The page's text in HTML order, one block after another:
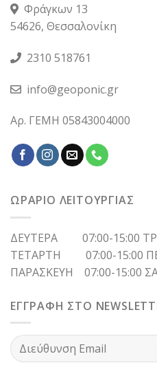
Φράγκων 13
54626, Θεσσαλονίκη
2310 518761
info@geoponic.gr
Αρ. ΓΕΜΗ 05843004000
ΩΡΑΡΙΟ ΛΕΙΤΟΥΡΓΙΑΣ
ΔΕΥΤΕΡΑ 07:00-15:00
ΤΕΤΑΡΤΗ 07:00-15:00
ΠΑΡΑΣΚΕΥΗ 07:00-15:00
ΕΓΓΡΑΦΗ ΣΤΟ